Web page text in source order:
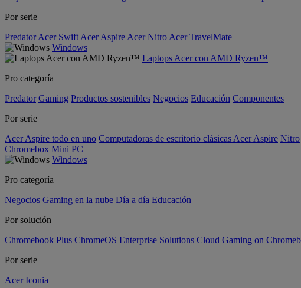
Por serie
Predator Acer Swift Acer Aspire Acer Nitro Acer TravelMate
Windows
Laptops Acer con AMD Ryzen™
Pro categoría
Predator Gaming Productos sostenibles Negocios Educación Componentes
Por serie
Acer Aspire todo en uno Computadoras de escritorio clásicas Acer Aspire Nitro
Chromebox Mini PC
Windows
Pro categoría
Negocios Gaming en la nube Día a día Educación
Por solución
Chromebook Plus ChromeOS Enterprise Solutions Cloud Gaming on
Por serie
Acer Iconia